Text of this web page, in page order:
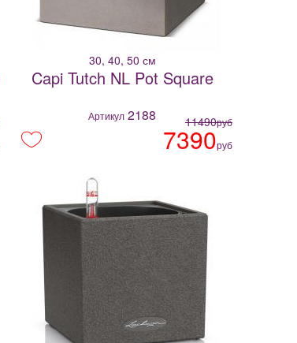
30, 40, 50 см
Capi Tutch NL Pot Square
Артикул 2188 11490руб
7390руб